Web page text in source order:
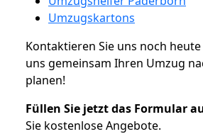
Umzugskartons
Kontaktieren Sie uns noch
uns gemeinsam Ihren Umzug
planen!
Füllen Sie jetzt das Formular
Sie kostenlose Angebote.